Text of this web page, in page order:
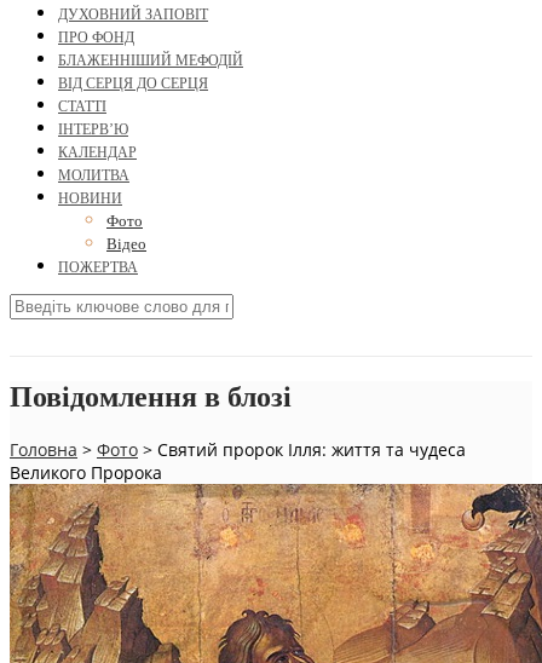
ДУХОВНИЙ ЗАПОВІТ
ПРО ФОНД
БЛАЖЕННІШИЙ МЕФОДІЙ
ВІД СЕРЦЯ ДО СЕРЦЯ
СТАТТІ
ІНТЕРВ’Ю
КАЛЕНДАР
МОЛИТВА
НОВИНИ
Фото
Відео
ПОЖЕРТВА
Повідомлення в блозі
Головна > Фото > Святий пророк Ілля: життя та чудеса
Великого Пророка